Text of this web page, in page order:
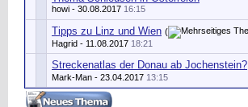
howi - 30.08.2017 16:15
Tipps zu Linz und Wien (
Hagrid - 11.08.2017 18:21
Streckenatlas der Donau ab Jochenstein?
Mark-Man - 23.04.2017 13:15